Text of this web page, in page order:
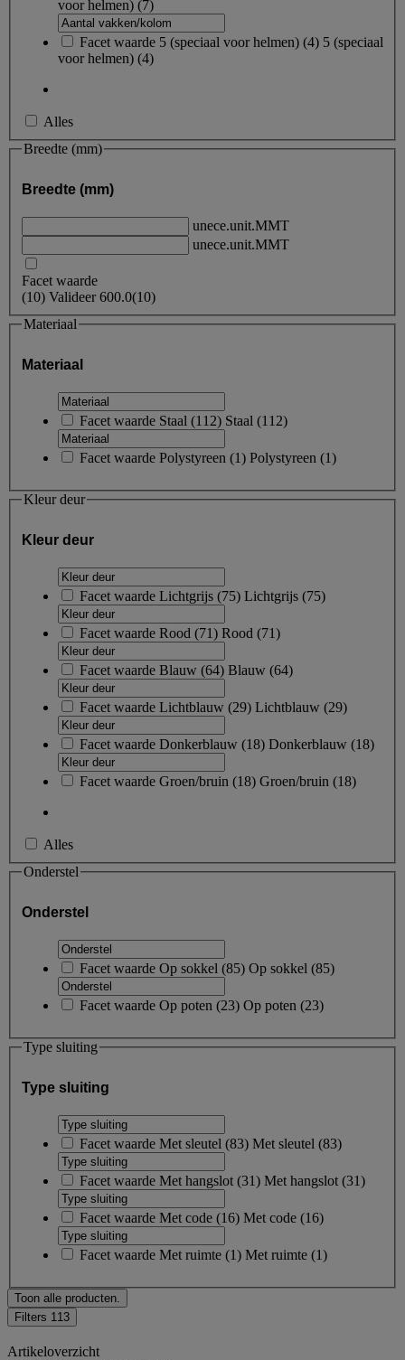
voor helmen) (7)
Facet waarde 5 (speciaal voor helmen) (4) 5 (speciaal
voor helmen) (4)
Alles
Breedte (mm)
Breedte (mm)
unece.unit.MMT
unece.unit.MMT
Facet waarde
(10) Valideer600.0(10)
Materiaal
Materiaal
Facet waarde Staal (112) Staal (112)
Facet waarde Polystyreen (1) Polystyreen (1)
Kleur deur
Kleur deur
Facet waarde Lichtgrijs (75) Lichtgrijs (75)
Facet waarde Rood (71) Rood (71)
Facet waarde Blauw (64) Blauw (64)
Facet waarde Lichtblauw (29) Lichtblauw (29)
Facet waarde Donkerblauw (18) Donkerblauw (18)
Facet waarde Groen/bruin (18) Groen/bruin (18)
Alles
Onderstel
Onderstel
Facet waarde Op sokkel (85) Op sokkel (85)
Facet waarde Op poten (23) Op poten (23)
Type sluiting
Type sluiting
Facet waarde Met sleutel (83) Met sleutel (83)
Facet waarde Met hangslot (31) Met hangslot (31)
Facet waarde Met code (16) Met code (16)
Facet waarde Met ruimte (1) Met ruimte (1)
Toon alle producten.
Filters 113
Artikeloverzicht